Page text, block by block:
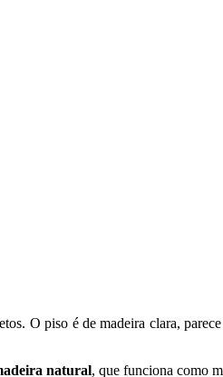
O piso é de madeira clara,
natural, que funciona como